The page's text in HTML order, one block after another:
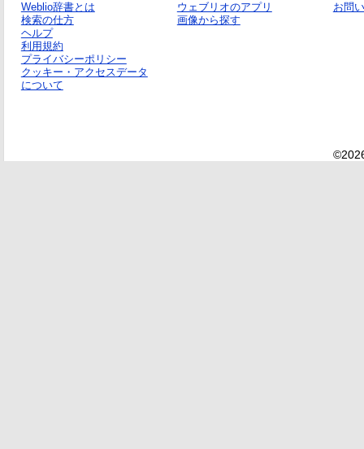
Weblio辞書とは
検索の仕方
ヘルプ
利用規約
プライバシーポリシー
クッキー・アクセスデータ
について
ウェブリオのアプリ
画像から探す
お問